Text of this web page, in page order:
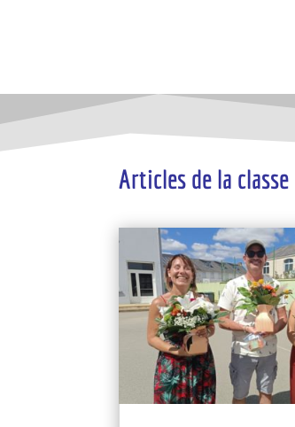
Articles de la classe